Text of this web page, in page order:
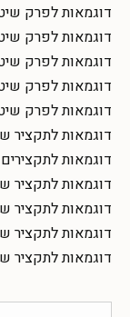
דוגמאות לפרק
דוגמאות לפרק
דוגמאות לפרק
דוגמאות לפרק
דוגמאות לפרק
דוגמאות לתקציר
דוגמאות
דוגמאות לתקציר
דוגמאות לתקציר
דוגמאות לתקציר
דוגמאות לתקציר